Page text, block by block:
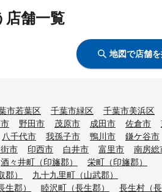
舗一覧
地図で店舗
市若葉区 千葉市緑区
千葉市美浜区
野田市 茂原市 成田市 佐倉市
八千代市 我孫子市 鴨川市
鎌ケ谷市
市 印西市 白井市 富里市
南房総
酒々井町（印旛郡）
栄町（印旛郡）
郡）
九十九里町（山武郡）
生郡） 睦沢町（長生郡）
長生村（長